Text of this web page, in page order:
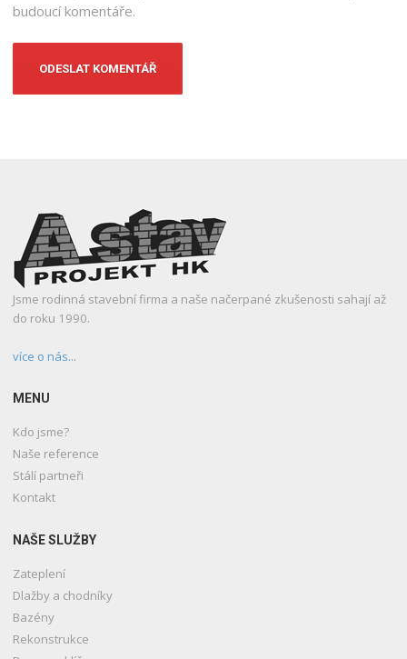
budoucí komentáře.
Jsme rodinná stavební firma a naše načerpané zkušenosti sahají až
do roku 1990.
více o nás...
MENU
Kdo jsme?
Naše reference
Stálí partneři
Kontakt
NAŠE SLUŽBY
Zateplení
Dlažby a chodníky
Bazény
Rekonstrukce